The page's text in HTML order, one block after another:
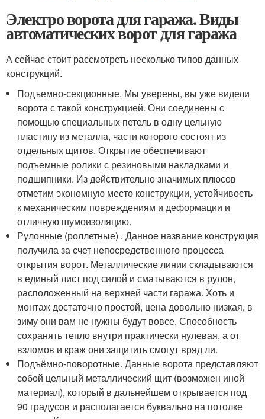
Электро ворота для гаража. Виды
автоматических ворот для гаража
А сейчас стоит рассмотреть несколько типов данных
конструкций.
Подъемно-секционные. Мы уверены, вы уже видели
ворота с такой конструкцией. Они соединены с
помощью специальных петель в одну цельную
пластину из металла, части которого состоят из
отдельных щитов. Открытие обеспечивают
подъемные ролики с резиновыми накладками и
подшипники. Из действительно значимых плюсов
отметим экономную место конструкции, устойчивость
к механическим повреждениям и деформации и
отличную шумоизоляцию.
Рулонные (роллетные) . Данное название конструкция
получила за счет непосредственного процесса
открытия ворот. Металлические линии складываются
в единый лист под силой и сматываются в рулон,
расположенный на верхней части гаража. Хоть и
монтаж достаточно простой, цена довольно низкая, в
зиму они вам не нужны будут вовсе. Способность
сохранять тепло внутри практически нулевая, а от
взломов и краж они защитить смогут вряд ли.
Подъёмно-поворотные. Данные ворота представляют
собой цельный металлический щит (возможен иной
материал), который в дальнейшем открывается под
90 градусов и располагается буквально на потолке